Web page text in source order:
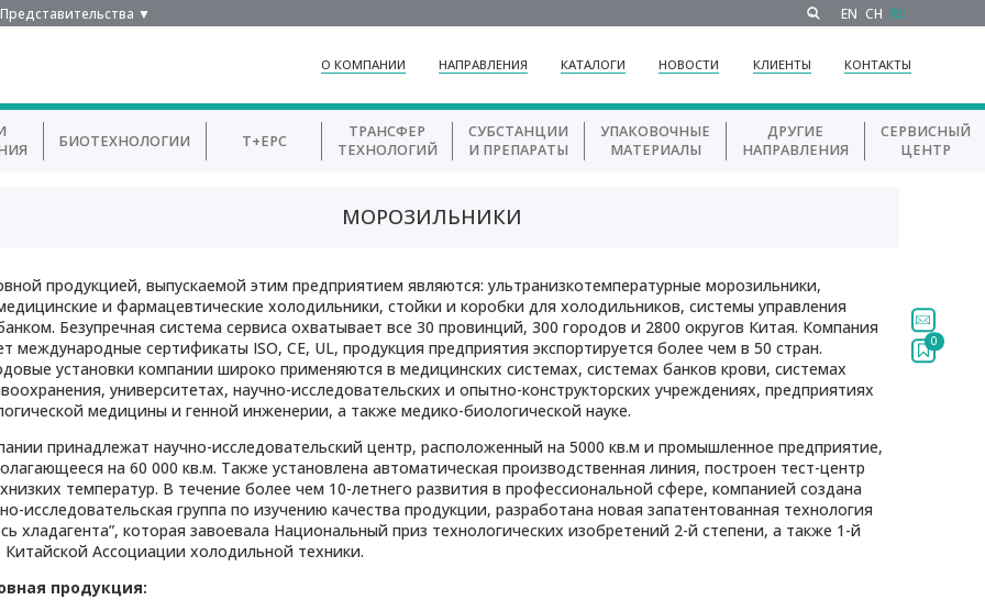
Представительства ▼ EN CH RU
О КОМПАНИИ НАПРАВЛЕНИЯ КАТАЛОГИ НОВОСТИ КЛИЕНТЫ КОНТАКТЫ
БИОТЕХНОЛОГИИ T+EPC
ТРАНСФЕР
ТЕХНОЛОГИЙ
СУБСТАНЦИИ
И ПРЕПАРАТЫ
УПАКОВОЧНЫЕ
МАТЕРИАЛЫ
ДРУГИЕ
НАПРАВЛЕНИЯ
СЕРВИСНЫЙ
ЦЕНТР
МОРОЗИЛЬНИКИ
продукцией, выпускаемой этим предприятием являются: ультранизкотемпературные морозильники,
и фармацевтические холодильники, стойки и коробки для холодильников, системы управления
Безупречная система сервиса охватывает все 30 провинций, 300 городов и 2800 округов Китая. Компания
международные сертификаты ISO, CE, UL, продукция предприятия экспортируется более чем в 50 стран.
установки компании широко применяются в медицинских системах, системах банков крови, системах
университетах, научно-исследовательских и опытно-конструкторских учреждениях, предприятиях
медицины и генной инженерии, а также медико-биологической науке.
принадлежат научно-исследовательский центр, расположенный на 5000 кв.м и промышленное предприятие,
на 60 000 кв.м. Также установлена автоматическая производственная линия, построен тест-центр
температур. В течение более чем 10-летнего развития в профессиональной сфере, компанией создана
исследовательская группа по изучению качества продукции, разработана новая запатентованная технология
хладагента”, которая завоевала Национальный приз технологических изобретений 2-й степени, а также 1-й
Китайской Ассоциации холодильной техники.
продукция:
0